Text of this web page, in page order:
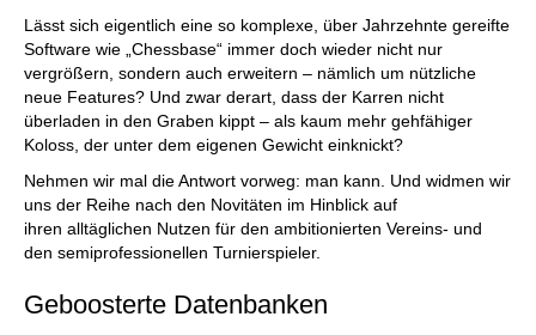
Lässt sich eigentlich eine so komplexe, über Jahrzehnte gereifte
Software wie „Chessbase“ immer doch wieder nicht nur
vergrößern, sondern auch erweitern – nämlich um nützliche
neue Features? Und zwar derart, dass der Karren nicht
überladen in den Graben kippt – als kaum mehr gehfähiger
Koloss, der unter dem eigenen Gewicht einknickt?
Nehmen wir mal die Antwort vorweg: man kann. Und widmen wir
uns der Reihe nach den Novitäten im Hinblick auf
ihren alltäglichen Nutzen für den ambitionierten Vereins- und
den semiprofessionellen Turnierspieler.
Geboosterte Datenbanken